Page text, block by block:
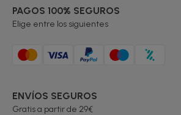
PAGOS 100% SEGUROS
Elige entre los siguientes
ENVÍOS SEGUROS
Gratis a partir de 29€